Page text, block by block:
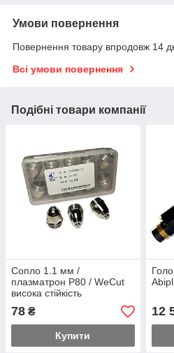
Умови повернення
Повернення товару впродовж 14
Всі умови повернення
Подібні товари компанії
Сопло 1.1 мм /
плазматрон P80 / WeCut
висока стійкість
78 ₴
Купити
12